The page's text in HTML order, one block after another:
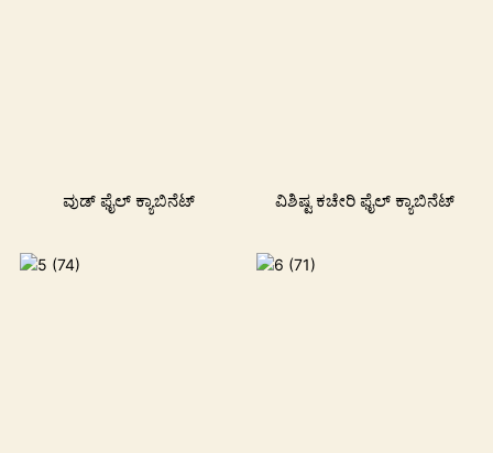
ವುಡ್ ಫೈಲ್ ಕ್ಯಾಬಿನೆಟ್ ವಿಶಿಷ್ಟ ಕಚೇರಿ ಫೈಲ್ ಕ್ಯಾಬಿನೆಟ್